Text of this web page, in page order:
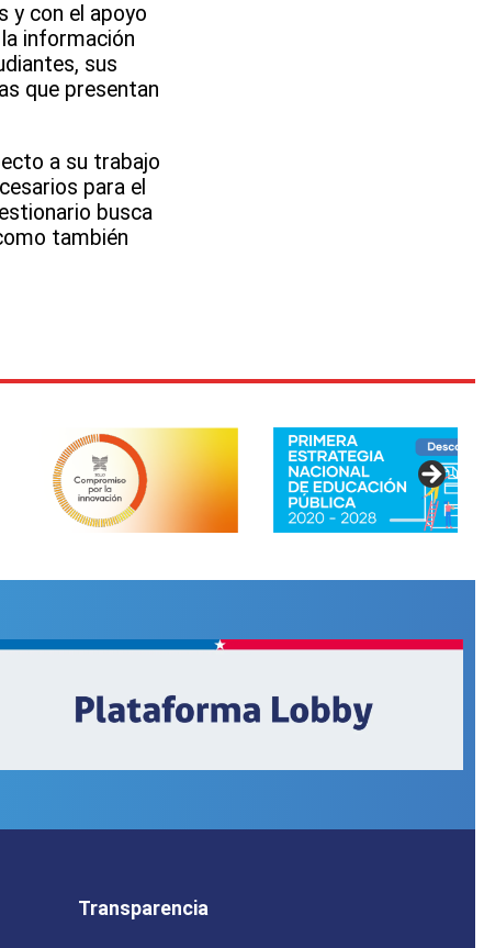
y con el apoyo
información
sus
que presentan
a su trabajo
para el
busca
también
Transparencia